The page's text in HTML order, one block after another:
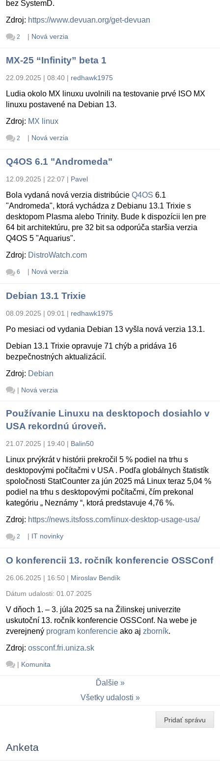
bez SystemD.
Zdroj: https://www.devuan.org/get-devuan
2 | Nová verzia
MX-25 “Infinity” beta 1
22.09.2025 | 08:40 | redhawk1975
Ludia okolo MX linuxu uvolnili na testovanie prvé ISO MX
linuxu postavené na Debian 13.
Zdroj: MX linux
2 | Nová verzia
Q4OS 6.1 "Andromeda"
12.09.2025 | 22:07 | Pavel
Bola vydaná nová verzia distribúcie Q4OS 6.1
"Andromeda", ktorá vychádza z Debianu 13.1 Trixie s
desktopom Plasma alebo Trinity. Bude k dispozícii len pre
64 bit architektúru, pre 32 bit sa odporúča staršia verzia
Q4OS 5 "Aquarius".
Zdroj: DistroWatch.com
6 | Nová verzia
Debian 13.1 Trixie
08.09.2025 | 09:01 | redhawk1975
Po mesiaci od vydania Debian 13 vyšla nová verzia 13.1.
Debian 13.1 Trixie opravuje 71 chýb a pridáva 16
bezpečnostných aktualizácií.
Zdroj: Debian
| Nová verzia
Používanie Linuxu na desktopoch dosiahlo v
USA rekordnú úroveň.
21.07.2025 | 19:40 | Balin50
Linux prvýkrát v histórii prekročil 5 % podiel na trhu s
desktopovými počítačmi v USA . Podľa globálnych štatistík
spoločnosti StatCounter za jún 2025 má Linux teraz 5,04 %
podiel na trhu s desktopovými počítačmi, čím prekonal
kategóriu „ Neznámy “, ktorá predstavuje 4,76 %.
Zdroj: https://news.itsfoss.com/linux-desktop-usage-usa/
2 | IT novinky
O konferencii 13. ročník konferencie OSSConf
26.06.2025 | 16:50 | Miroslav Bendík
Dátum udalosti: 01.07.2025
V dňoch 1. – 3. júla 2025 sa na Žilinskej univerzite
uskutoční 13. ročník konferencie OSSConf. Na webe je
zverejnený program konferencie ako aj zborník.
Zdroj: ossconf.fri.uniza.sk
| Komunita
Ďalšie
Všetky udalosti
Pridať správu
Anketa